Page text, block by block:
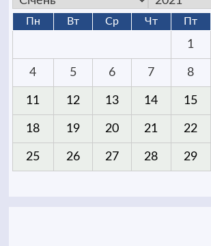
Пн Вт Ср Чт Пт
1
4 5 6 7 8
11 12 13 14 15
18 19 20 21 22
25 26 27 28 29